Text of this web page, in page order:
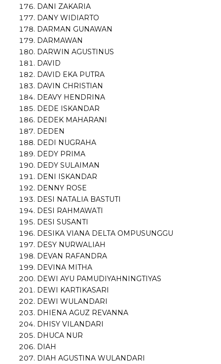
DANI ZAKARIA
DANY WIDIARTO
DARMAN GUNAWAN
DARMAWAN
DARWIN AGUSTINUS
DAVID
DAVID EKA PUTRA
DAVIN CHRISTIAN
DEAVY HENDRINA
DEDE ISKANDAR
DEDEK MAHARANI
DEDEN
DEDI NUGRAHA
DEDY PRIMA
DEDY SULAIMAN
DENI ISKANDAR
DENNY ROSE
DESI NATALIA BASTUTI
DESI RAHMAWATI
DESI SUSANTI
DESIKA VIANA DELTA OMPUSUNGGU
DESY NURWALIAH
DEVAN RAFANDRA
DEVINA MITHA
DEWI AYU PAMUDIYAHNINGTIYAS
DEWI KARTIKASARI
DEWI WULANDARI
DHIENA AGUZ REVANNA
DHISY VILANDARI
DHUCA NUR
DIAH
DIAH AGUSTINA WULANDARI